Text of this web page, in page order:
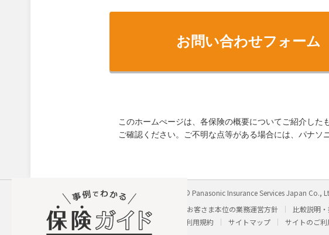
お問い合わせフォーム
このホームぺージは、各保険の概要についてご紹介し
ご確認ください。ご不明な点等がある場合には、パナソ
パナソニック保険サービス株式会社
Copyright © Panasonic Insurance Services Japan Co.,
会社概要
個人情報保護方針 勧誘方針 お客さま本位の業務運営方針 比較説明
採用に関するお問い合わせ
わたしの保険手帳利用規約 サイトマップ サイトのご